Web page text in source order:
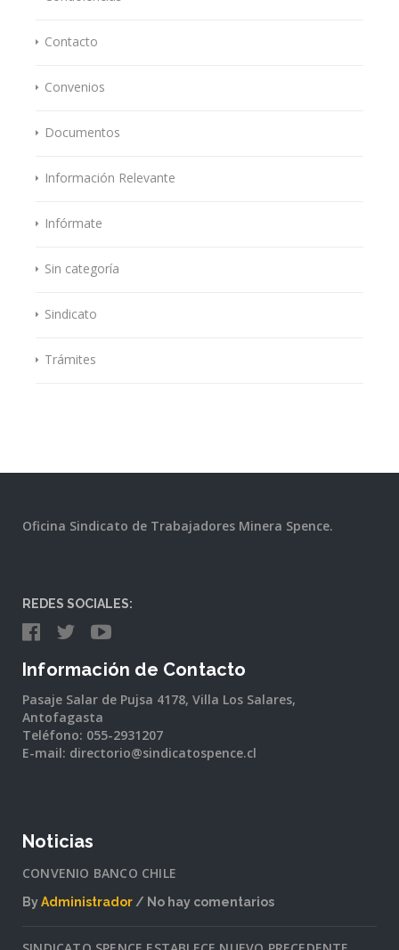
Contacto
Convenios
Documentos
Información Relevante
Infórmate
Sin categoría
Sindicato
Trámites
Oficina Sindicato de Trabajadores Minera Spence.
REDES SOCIALES:
Información de Contacto
Pasaje Salar de Pujsa 4178, Villa Los Salares,
Antofagasta
Teléfono: 055-2931207
E-mail: directorio@sindicatospence.cl
Noticias
CONVENIO BANCO CHILE
ByAdministrador
No hay comentarios